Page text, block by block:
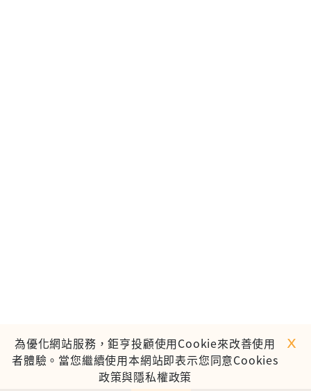
為優化網站服務，鉅亨投顧使用Cookie來改善使用
者體驗。當您繼續使用本網站即表示您同意Cookies
政策與隱私權政策
ｘ